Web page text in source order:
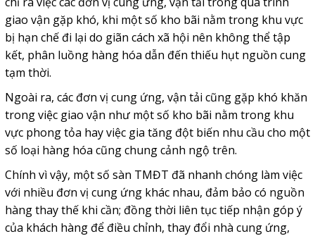
giao vận gặp khó, khi một số kho bãi nằm trong khu vực
bị hạn chế đi lại do giãn cách xã hội nên không thể tập
kết, phân luồng hàng hóa dẫn đến thiếu hụt nguồn cung
tạm thời.
Ngoài ra, các đơn vị cung ứng, vận tải cũng gặp khó khăn
trong việc giao vận như một số kho bãi nằm trong khu
vực phong tỏa hay việc gia tăng đột biến nhu cầu cho một
số loại hàng hóa cũng chung cảnh ngộ trên.
Chính vì vậy, một số sàn TMĐT đã nhanh chóng làm việc
với nhiều đơn vị cung ứng khác nhau, đảm bảo có nguồn
hàng thay thế khi cần; đồng thời liên tục tiếp nhận góp ý
của khách hàng để điều chỉnh, thay đổi nhà cung ứng,